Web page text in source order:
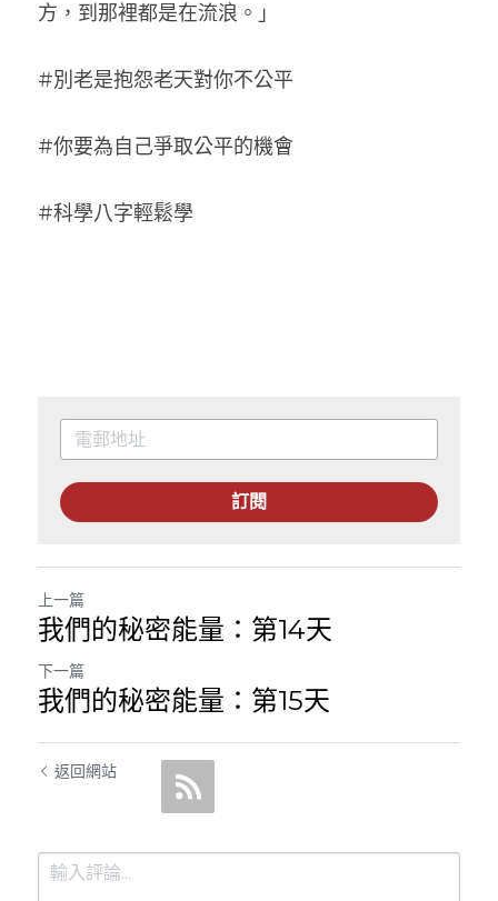
方，到那裡都是在流浪。」
#別老是抱怨老天對你不公平
#你要為自己爭取公平的機會
#科學八字輕鬆學
訂閱
上一篇
我們的秘密能量：第14天
下一篇
我們的秘密能量：第15天
返回網站